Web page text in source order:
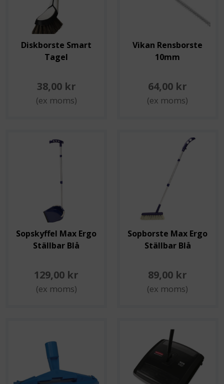
Diskborste Smart
Tagel
38,00 kr
(ex moms)
Vikan Rensborste
10mm
64,00 kr
(ex moms)
Sopskyffel Max Ergo
Ställbar Blå
129,00 kr
(ex moms)
Sopborste Max Ergo
Ställbar Blå
89,00 kr
(ex moms)